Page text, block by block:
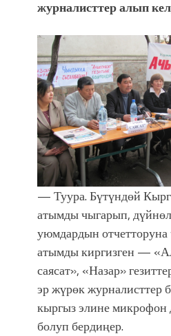
журналисттер алып
— Туура. Бүтүндөй
атымды чыгарып,
уюмдардын
атымды киргизген —
саясат», «Назар»
эр жүрөк журналисттер
кыргыз элине микрофон
болуп бердиңер.